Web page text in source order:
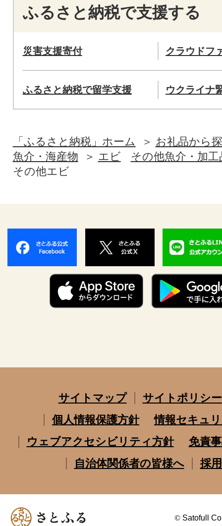
ふるさと納税で支援する
災害支援寄付 クラウドフ
ふるさと納税で留学支援 ウクライナ
「ふるさと納税」ホーム
お礼品から
魚介・海産物
エビ
その他魚介・加工
その他エビ
サイトマップ
サイトポリシー
個人情報保護方針
情報セキュ
ウェブアクセシビリティ方針
免責
自治体関係者の皆様へ
採
© Satofull